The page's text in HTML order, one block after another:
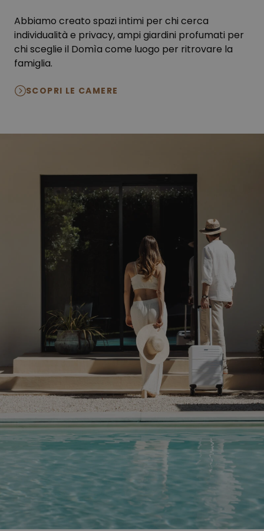
Abbiamo creato spazi intimi per chi cerca
individualità e privacy, ampi giardini profumati per
chi sceglie il Domìa come luogo per ritrovare la
famiglia.
SCOPRI LE CAMERE